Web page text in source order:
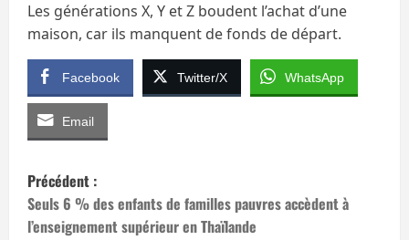
Les générations X, Y et Z boudent l’achat d’une
maison, car ils manquent de fonds de départ.
Facebook Twitter/X WhatsApp
Email
N
a
Précédent :
Seuls 6 % des enfants de familles pauvres accèdent à
l’enseignement supérieur en Thaïlande